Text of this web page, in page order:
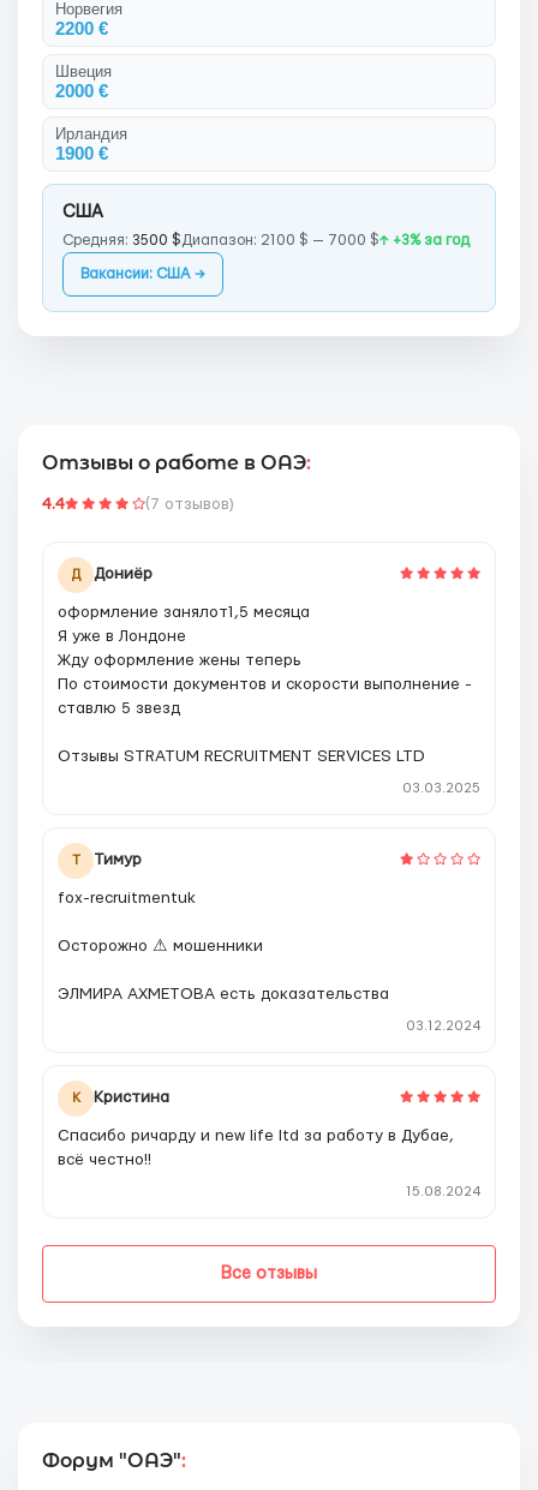
Норвегия
2200 €
Швеция
2000 €
Ирландия
1900 €
США
Средняя: 3500 $ Диапазон: 2100 $ — 7000 $↑ +3% за год
Вакансии: США →
Отзывы о работе в ОАЭ:
4.4 (7 отзывов)
Д Дониёр
оформление занялот1,5 месяца
Я уже в Лондоне
Жду оформление жены теперь
По стоимости документов и скорости выполнение -
ставлю 5 звезд
Отзывы STRATUM RECRUITMENT SERVICES LTD
03.03.2025
Т Тимур
fox-recruitmentuk
Осторожно ⚠ мошенники
ЭЛМИРА АХМЕТОВА есть доказательства
03.12.2024
К Кристина
Спасибо ричарду и new life ltd за работу в Дубае,
всё честно!!
15.08.2024
Все отзывы
Форум "ОАЭ":